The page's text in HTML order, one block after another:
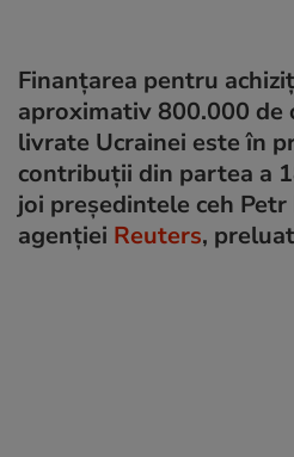
Finanţarea pentru
aproximativ 800.000 de
livrate Ucrainei este în
contribuții din partea a
joi preşedintele ceh
agenției Reuters,